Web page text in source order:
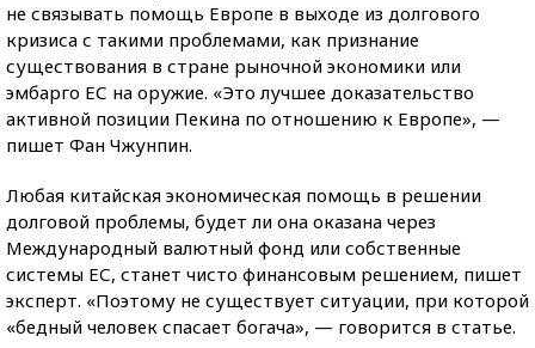
не связывать помощь Европе в выходе из долгового
кризиса с такими проблемами, как признание
существования в стране рыночной экономики или
эмбарго ЕС на оружие. «Это лучшее доказательство
активной позиции Пекина по отношению к Европе», —
пишет Фан Чжунпин.
Любая китайская экономическая помощь в решении
долговой проблемы, будет ли она оказана через
Международный валютный фонд или собственные
системы ЕС, станет чисто финансовым решением, пишет
эксперт. «Поэтому не существует ситуации, при которой
«бедный человек спасает богача», — говорится в статье.